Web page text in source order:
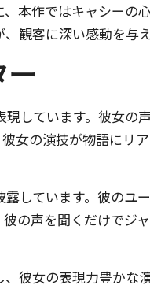
本作ではキャシーの
観客に深い感動を与
しています。彼女の
女の演技が物語にリ
しています。彼のユ
の声を聞くだけでジ
彼女の表現力豊かな